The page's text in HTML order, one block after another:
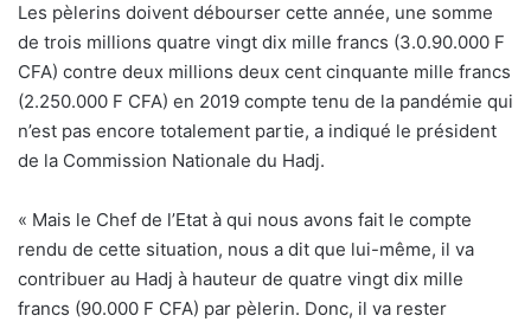
Les pèlerins doivent débourser cette année, une somme
de trois millions quatre vingt dix mille francs (3.0.90.000 F
CFA) contre deux millions deux cent cinquante mille francs
(2.250.000 F CFA) en 2019 compte tenu de la pandémie qui
n’est pas encore totalement partie, a indiqué le président
de la Commission Nationale du Hadj.
« Mais le Chef de l’Etat à qui nous avons fait le compte
rendu de cette situation, nous a dit que lui-même, il va
contribuer au Hadj à hauteur de quatre vingt dix mille
francs (90.000 F CFA) par pèlerin. Donc, il va rester